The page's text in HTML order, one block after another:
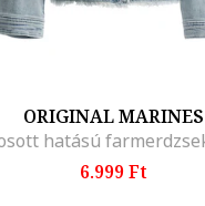
ORIGINAL MARINES
6.999 Ft